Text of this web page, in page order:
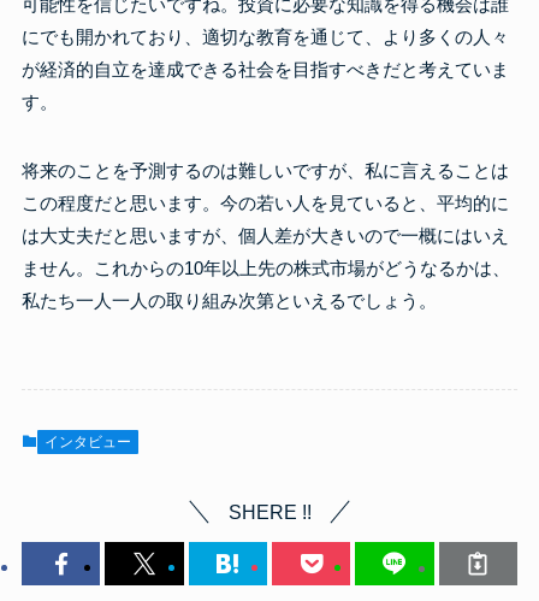
可能性を信じたいですね。投資に必要な知識を得る機会は誰
にでも開かれており、適切な教育を通じて、より多くの人々
が経済的自立を達成できる社会を目指すべきだと考えていま
す。
将来のことを予測するのは難しいですが、私に言えることは
この程度だと思います。今の若い人を見ていると、平均的に
は大丈夫だと思いますが、個人差が大きいので一概にはいえ
ません。これからの10年以上先の株式市場がどうなるかは、
私たち一人一人の取り組み次第といえるでしょう。
インタビュー
SHERE !!